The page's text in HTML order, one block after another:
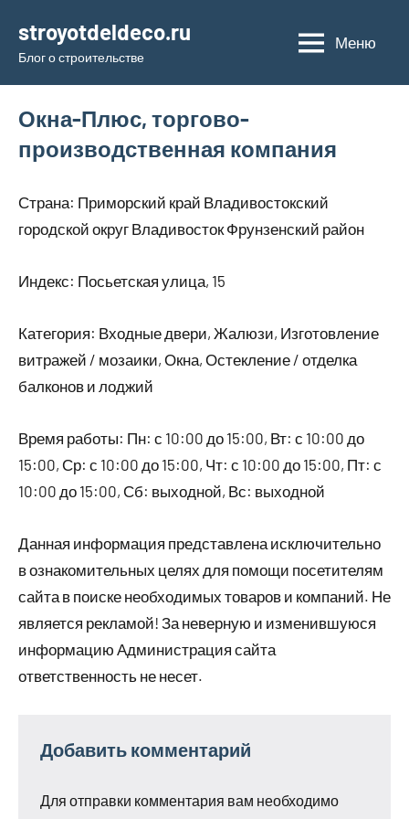
содержимому
stroyotdeldeco.ru
Блог о строительстве
Меню
Окна-Плюс, торгово-
производственная компания
Страна: Приморский край Владивостокский
городской округ Владивосток Фрунзенский район
Индекс: Посьетская улица, 15
Категория: Входные двери, Жалюзи, Изготовление
витражей / мозаики, Окна, Остекление / отделка
балконов и лоджий
Время работы: Пн: с 10:00 до 15:00, Вт: с 10:00 до
15:00, Ср: с 10:00 до 15:00, Чт: с 10:00 до 15:00, Пт: с
10:00 до 15:00, Сб: выходной, Вс: выходной
Данная информация представлена исключительно
в ознакомительных целях для помощи посетителям
сайта в поиске необходимых товаров и компаний. Не
является рекламой! За неверную и изменившуюся
информацию Администрация сайта
ответственность не несет.
Добавить комментарий
Для отправки комментария вам необходимо